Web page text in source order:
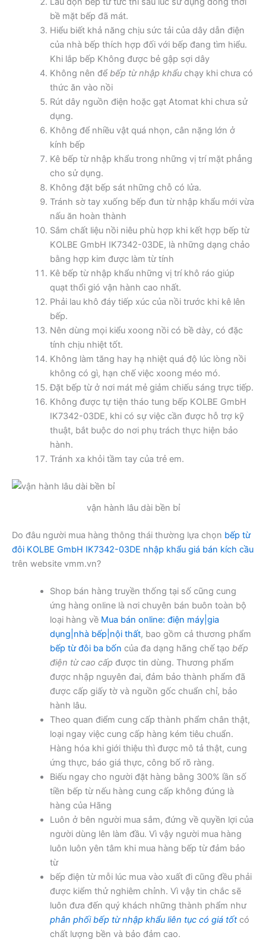
bề mặt bếp đã mát.
Hiểu biết khả năng chịu sức tải của dây dẫn điện
của nhà bếp thích hợp đối với bếp đang tìm hiểu.
Khi lắp bếp Không được bẻ gập sợi dây
Không nên để bếp từ nhập khẩuchạy khi chưa có
thức ăn vào nồi
Rút dây nguồn điện hoặc gạt Atomat khi chưa sử
dụng.
Không để nhiều vật quá nhọn, cân nặng lớn ở
kính bếp
Kê bếp từ nhập khẩu trong những vị trí mặt phẳng
cho sử dụng.
Không đặt bếp sát những chỗ có lửa.
Tránh sờ tay xuống bếp đun từ nhập khẩu mới vừa
nấu ăn hoàn thành
Sắm chất liệu nồi niêu phù hợp khi kết hợp bếp từ
KOLBE GmbH IK7342-03DE, là những dạng chảo
bằng hợp kim được làm từ tính
Kê bếp từ nhập khẩu những vị trí khô ráo giúp
quạt thổi gió vận hành cao nhất.
Phải lau khô đáy tiếp xúc của nồi trước khi kê lên
bếp.
Nên dùng mọi kiểu xoong nồi có bề dày, có đặc
tính chịu nhiệt tốt.
Không làm tăng hay hạ nhiệt quá độ lúc lòng nồi
không có gì, hạn chế việc xoong méo mó.
Đặt bếp từ ở nơi mát mẻ giảm chiếu sáng trực tiếp.
Không được tự tiện tháo tung bếp KOLBE GmbH
IK7342-03DE, khi có sự việc cần được hỗ trợ kỹ
thuật, bắt buộc do nơi phụ trách thực hiện bảo
hành.
Tránh xa khỏi tầm tay của trẻ em.
vận hành lâu dài bền bỉ
Do đâu người mua hàng thông thái thường lựa chọn bếp từ
đôi KOLBE GmbH IK7342-03DE nhập khẩu giá bán kích cầu
trên website vmm.vn?
Shop bán hàng truyền thống tại số cũng cung
ứng hàng online là nơi chuyên bán buôn toàn bộ
loại hàng về Mua bán online: điện máy|gia
dụng|nhà bếp|nội thất, bao gồm cả thương phẩm
bếp từ đôi ba bốn của đa dạng hãng chế tạo bếp
điện từ cao cấp được tin dùng. Thương phẩm
được nhập nguyên đai, đảm bảo thành phẩm đã
được cấp giấy tờ và nguồn gốc chuẩn chỉ, bảo
hành lâu.
Theo quan điểm cung cấp thành phẩm chân thật,
loại ngay việc cung cấp hàng kém tiêu chuẩn.
Hàng hóa khi giới thiệu thì được mô tả thật, cung
ứng thực, báo giá thực, công bố rõ ràng.
Biếu ngay cho người đặt hàng bằng 300% lần số
tiền bếp từ nếu hàng cung cấp không đúng là
hàng của Hãng
Luôn ở bên người mua sắm, đứng về quyền lợi của
người dùng lên làm đầu. Vì vậy người mua hàng
luôn luôn yên tâm khi mua hàng bếp từ đảm bảo
từ
bếp điện từ mỗi lúc mua vào xuất đi cũng đều phải
được kiểm thử nghiêm chỉnh. Vì vậy tin chắc sẽ
luôn đưa đến quý khách những thành phẩm như
phân phối bếp từ nhập khẩu liên tục có giá tốtcó
chất lượng bền và bảo đảm cao.